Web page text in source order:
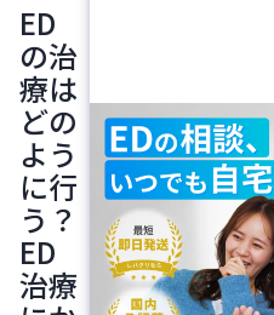
ED
の治
療は
どの
よう
に行
う？
ED
治療